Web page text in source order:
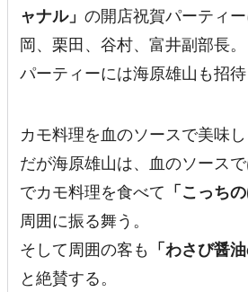
ャナル」の開店祝賀パーティ
岡、栗田、谷村、富井副部長。
パーティーには海原雄山も招待
カモ料理を血のソースで美味し
だが海原雄山は、血のソースで
でカモ料理を食べて 「こっち
周囲に振る舞う。
そして周囲の客も
「わさび醤
と絶賛する。